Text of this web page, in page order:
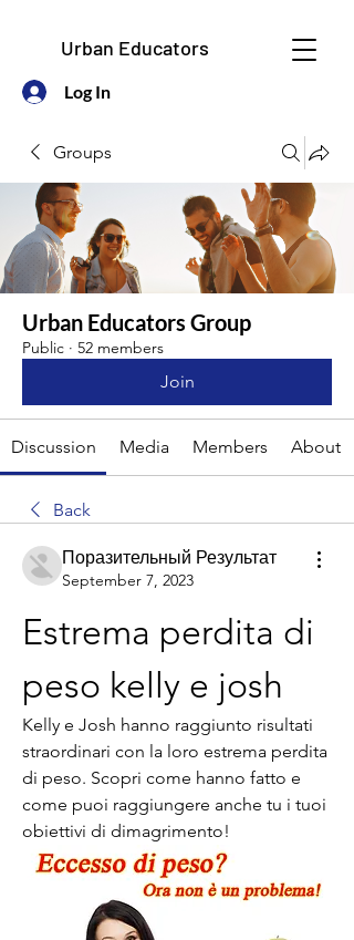
Urban Educators
Log In
Groups
Urban Educators Group
Public · 52 members
Join
Discussion Media Members About
Back
Поразительный Результат
September 7, 2023
Estrema perdita di
peso kelly e josh
Kelly e Josh hanno raggiunto risultati
straordinari con la loro estrema perdita
di peso. Scopri come hanno fatto e
come puoi raggiungere anche tu i tuoi
obiettivi di dimagrimento!